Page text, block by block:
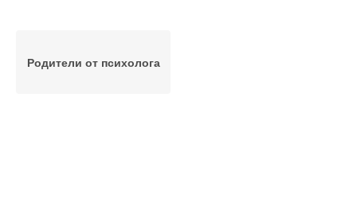
Родители от психолога